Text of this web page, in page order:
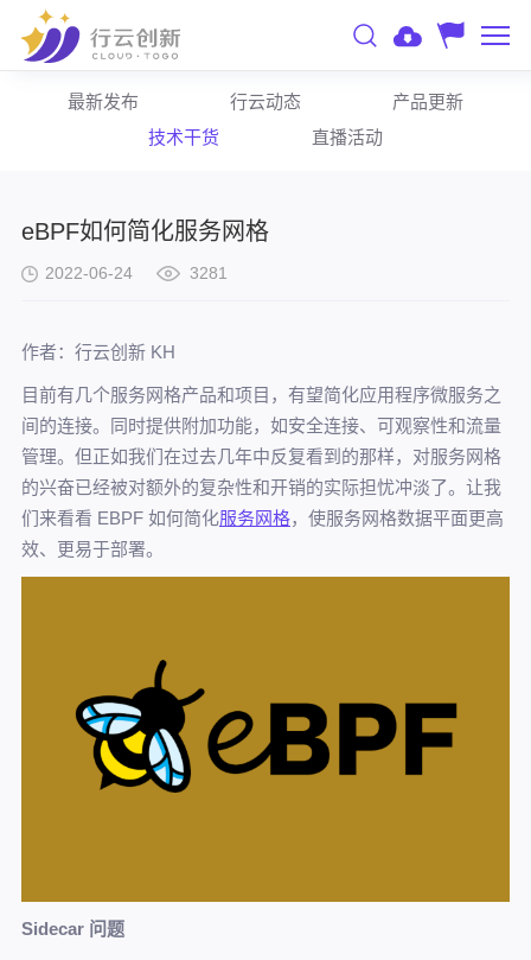
最新发布 行云动态
产品更新
技术干货
直播活动
eBPF如何简化服务网格
2022-06-24 3281
作者：行云创新 KH
目前有几个服务网格产品和项目，有望简化应用程序微服务之
间的连接。同时提供附加功能，如安全连接、可观察性和流量
管理。但正如我们在过去几年中反复看到的那样，对服务网格
的兴奋已经被对额外的复杂性和开销的实际担忧冲淡了。让我
们来看看 EBPF 如何简化服务网格，使服务网格数据平面更高
效、更易于部署。
Sidecar 问题